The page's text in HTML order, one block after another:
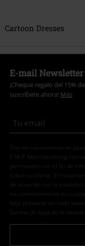
Cartoon Dresses
E-mail Newsletter
¡Cheque regalo del 15%
suscríbete ahora! Más
Doy mi consentimiento
E.M.P. Merchandising
personales con el fin de
sobre su oferta. El
de acuerdo con lo
mi consentimiento en
baja presente en cada
Darme de baja de la